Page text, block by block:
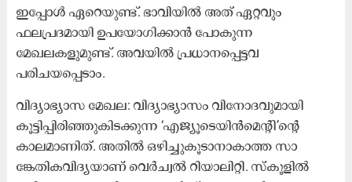
ഇപ്പോൾ ഏറെയുണ്ട്. ഭാവിയിൽ അത് ഏറ്റവും
ഫലപ്രദമായി ഉപയോഗിക്കാൻ പോകുന്ന
മേഖലകളുമുണ്ട്. അവയിൽ പ്രധാനപ്പെട്ടവ
പരിചയപ്പെടാം.
വിദ്യാഭ്യാസ മേഖല: വിദ്യാഭ്യാസം വിനോദവുമായി
കൂട്ടിപ്പിരിഞ്ഞുകിടക്കുന്ന ‘എജ്യൂടെയിൻമെന്റി’ന്റെ
കാലമാണിത്. അതിൽ ഒഴിച്ചുകൂടാനാകാത്ത സാ​
ങ്കേതികവിദ്യയാണ് വെർച്വൽ റിയാലിറ്റി. സ്കൂളിൽ